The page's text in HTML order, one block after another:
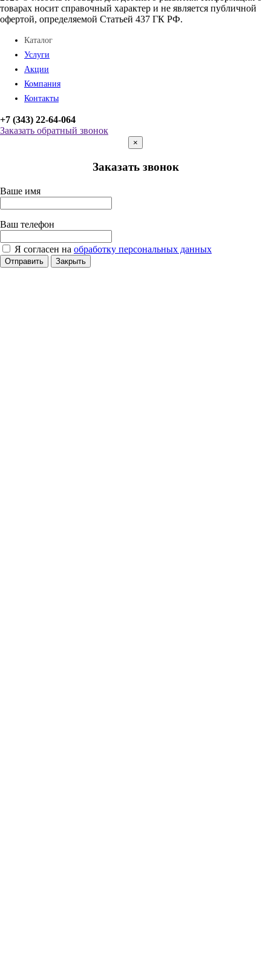
товарах носит справочный характер и не является публичной
офертой, определяемой Статьей 437 ГК РФ.
Каталог
Услуги
Акции
Компания
Контакты
+7 (343) 22-64-064
Заказать обратный звонок
×
Заказать звонок
Ваше имя
Ваш телефон
Я согласен на обработку персональных данных
Отправить Закрыть